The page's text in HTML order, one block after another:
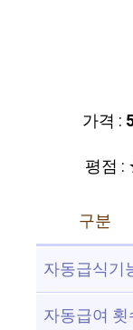
가격 :
평점 :
구분
자동급식기
자동급여 횟